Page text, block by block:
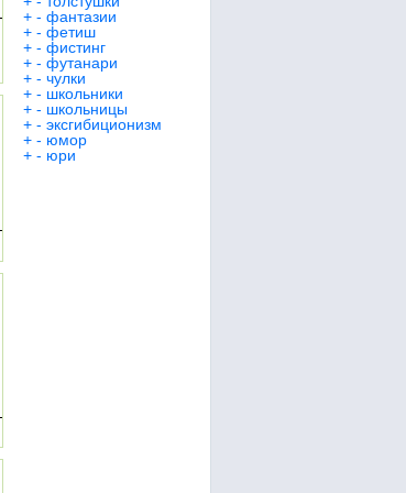
+ - фантазии
+ - фетиш
+ - фистинг
+ - футанари
+ - чулки
+ - школьники
+ - школьницы
+ - эксгибиционизм
+ - юмор
+ - юри